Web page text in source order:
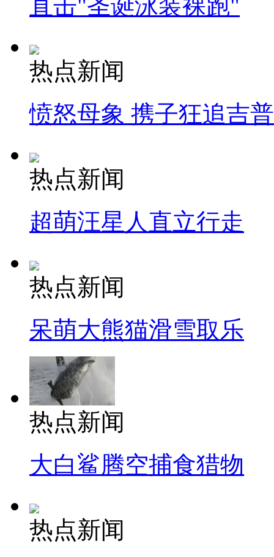
直击"圣诞泳装裸跑"
热点新闻
愤怒母象 携子狂追吉
热点新闻
超萌汪星人直立行走
热点新闻
呆萌大熊猫滑雪取乐
热点新闻
大白鲨腾空捕食猎物
热点新闻